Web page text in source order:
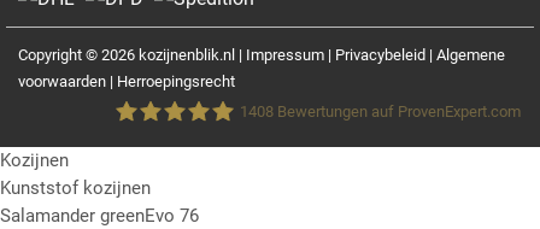
Copyright © 2026 kozijnenblik.nl | Impressum | Privacybeleid | Algemene
voorwaarden | Herroepingsrecht
Fensterblick GmbH &Co.KG
1408Bewertungen auf ProvenExpert.com
Kozijnen
Kunststof kozijnen
Salamander greenEvo 76